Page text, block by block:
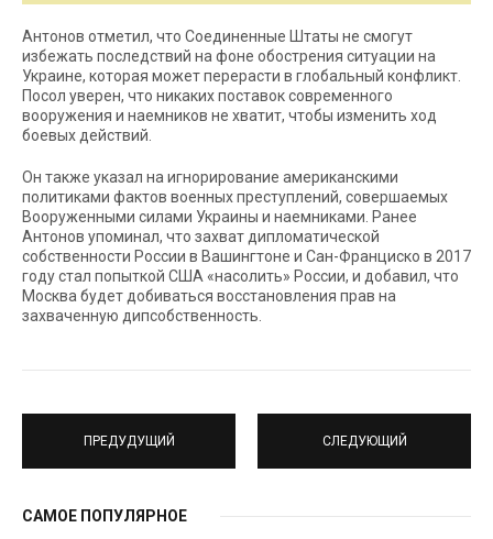
Антонов отметил, что Соединенные Штаты не смогут
избежать последствий на фоне обострения ситуации на
Украине, которая может перерасти в глобальный конфликт.
Посол уверен, что никаких поставок современного
вооружения и наемников не хватит, чтобы изменить ход
боевых действий.
Он также указал на игнорирование американскими
политиками фактов военных преступлений, совершаемых
Вооруженными силами Украины и наемниками. Ранее
Антонов упоминал, что захват дипломатической
собственности России в Вашингтоне и Сан-Франциско в 2017
году стал попыткой США «насолить» России, и добавил, что
Москва будет добиваться восстановления прав на
захваченную дипсобственность.
ПРЕДУДУЩИЙ СЛЕДУЮЩИЙ
САМОЕ ПОПУЛЯРНОЕ